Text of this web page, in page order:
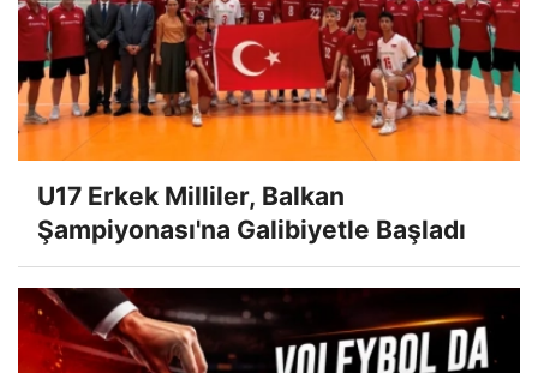
U17 Erkek Milliler, Balkan
Şampiyonası'na Galibiyetle Başladı